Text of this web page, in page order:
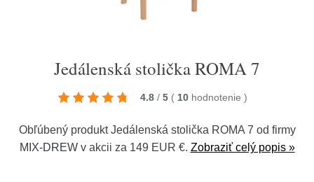
Jedálenská stolička ROMA 7
4.8 / 5 ( 10 hodnotenie )
Obľúbený produkt Jedálenská stolička ROMA 7 od firmy
MIX-DREWv akcii za 149 EUR €. Zobraziť celý popis »